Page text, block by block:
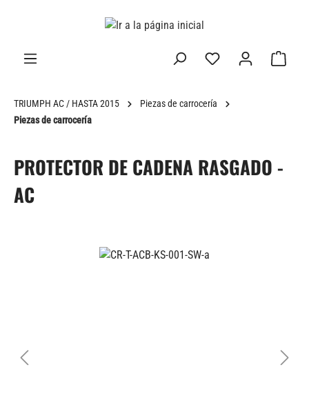
TRIUMPH AC / HASTA 2015
Piezas de carrocería
Piezas de carrocería
PROTECTOR DE CADENA RASGADO -
AC
Omitir galería de imágenes